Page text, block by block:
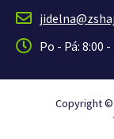
Po - Pá: 8:00 -
Copyright ©